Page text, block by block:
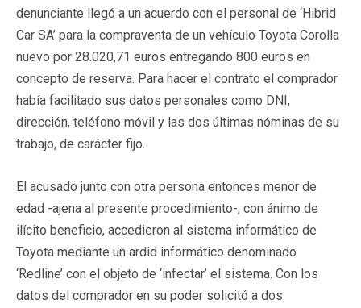
denunciante llegó a un acuerdo con el personal de ‘Hibrid
Car SA’ para la compraventa de un vehículo Toyota Corolla
nuevo por 28.020,71 euros entregando 800 euros en
concepto de reserva. Para hacer el contrato el comprador
había facilitado sus datos personales como DNI,
dirección, teléfono móvil y las dos últimas nóminas de su
trabajo, de carácter fijo.
El acusado junto con otra persona entonces menor de
edad -ajena al presente procedimiento-, con ánimo de
ilícito beneficio, accedieron al sistema informático de
Toyota mediante un ardid informático denominado
‘Redline’ con el objeto de ‘infectar’ el sistema. Con los
datos del comprador en su poder solicitó a dos